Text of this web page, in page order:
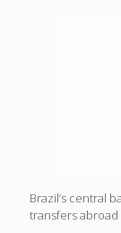
Brazil’s central
transfers abroad